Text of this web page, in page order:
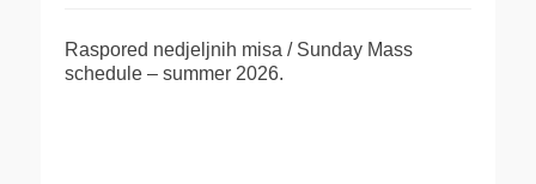
Raspored nedjeljnih misa / Sunday Mass
schedule – summer 2026.